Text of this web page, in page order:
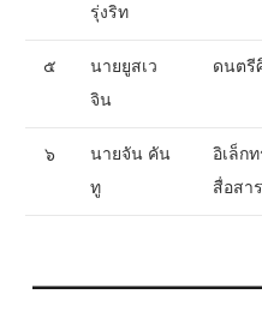
รุ่งริท
๕
นายยูสเว
จิน
ดนตรี
๖
นายจัน คัน
ทู
อิเล็ก
สื่อสาร